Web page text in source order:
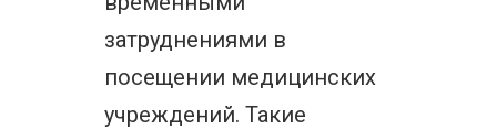
затруднениями в
посещении медицинских
учреждений. Такие